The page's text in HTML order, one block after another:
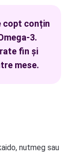
copt conțin
3.
fin și
mese.
nutmeg sau